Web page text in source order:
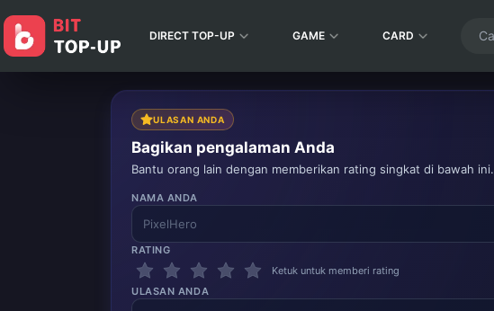
DIRECT TOP-UP GAME CARD
ULASAN ANDA
Bagikan pengalaman Anda
Bantu orang lain dengan memberikan rating singkat di bawah ini.
NAMA ANDA
RATING
Ketuk untuk memberi rating
ULASAN ANDA